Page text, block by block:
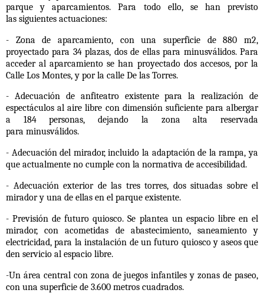
parque y aparcamientos. Para todo ello, se han previsto
las siguientes actuaciones:
- Zona de aparcamiento, con una superficie de 880 m2,
proyectado para 34 plazas, dos de ellas para minusválidos. Para
acceder al aparcamiento se han proyectado dos accesos, por la
Calle Los Montes, y por la calle De las Torres.
- Adecuación de anfiteatro existente para la realización de
espectáculos al aire libre con dimensión suficiente para albergar
a 184 personas, dejando la zona alta reservada
para minusválidos.
- Adecuación del mirador, incluido la adaptación de la rampa, ya
que actualmente no cumple con la normativa de accesibilidad.
- Adecuación exterior de las tres torres, dos situadas sobre el
mirador y una de ellas en el parque existente.
- Previsión de futuro quiosco. Se plantea un espacio libre en el
mirador, con acometidas de abastecimiento, saneamiento y
electricidad, para la instalación de un futuro quioscoy aseos que
den servicio al espacio libre.
-Un área central con zona de juegos infantiles y zonas de paseo,
con una superficie de 3.600 metros cuadrados.